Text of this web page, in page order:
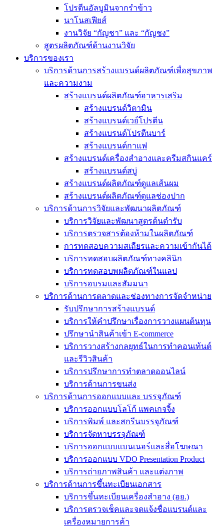
โปรตีนอัลบูมินจากรำข้าว
นาโนสเฟียส์
งานวิจัย “กัญชา” และ “กัญชง”
สูตรผลิตภัณฑ์ด้านงานวิจัย
บริการของเรา
บริการด้านการสร้างแบรนด์ผลิตภัณฑ์เพื่อสุขภาพ
และความงาม
สร้างแบรนด์ผลิตภัณฑ์อาหารเสริม
สร้างแบรนด์วิตามิน
สร้างแบรนด์เวย์โปรตีน
สร้างแบรนด์โปรตีนบาร์
สร้างแบรนด์กาแฟ
สร้างแบรนด์เครื่องสำอางและครีมสกินแคร์
สร้างแบรนด์สบู่
สร้างแบรนด์ผลิตภัณฑ์ดูแลเส้นผม
สร้างแบรนด์ผลิตภัณฑ์ดูแลช่องปาก
บริการด้านการวิจัยและพัฒนาผลิตภัณฑ์
บริการวิจัยและพัฒนาสูตรต้นตำรับ
บริการตรวจสารต้องห้ามในผลิตภัณฑ์
การทดสอบความสเถียรและความเข้ากันได้
บริการทดสอบผลิตภัณฑ์ทางคลินิก
บริการทดสอบพผลิตภัณฑ์ในแลป
บริการอบรมและสัมมนา
บริการด้านการตลาดและช่องทางการจัดจำหน่าย
รับปรึกษาการสร้างแบรนด์
บริการให้คำปรึกษาเรื่องการวางแผนต้นทุน
ปรึกษานำสินค้าเข้า E-commerce
บริการวางสร้างกลยุทธ์ในการทำคอนเท้นต์
และรีวิวสินค้า
บริการปรึกษาการทำตลาดออนไลน์
บริการด้านการขนส่ง
บริการด้านการออกแบบและ บรรจุภัณฑ์
บริการออกแบบโลโก้ แพคเกจจิ้ง
บริการพิมพ์ และสกรีนบรรจุภัณฑ์
บริการจัดหาบรรจุภัณฑ์
บริการออกแบบแบนเนอร์และสื่อโฆษณา
บริการออกแบบ VDO Presentation Product
บริการถ่ายภาพสินค้า และแต่งภาพ
บริการด้านการขึ้นทะเบียนเอกสาร
บริการขึ้นทะเบียนเครื่องสำอาง (อย.)
บริการตรวจเช็คและจดแจ้งชื่อแบรนด์และ
เครื่องหมายการค้า